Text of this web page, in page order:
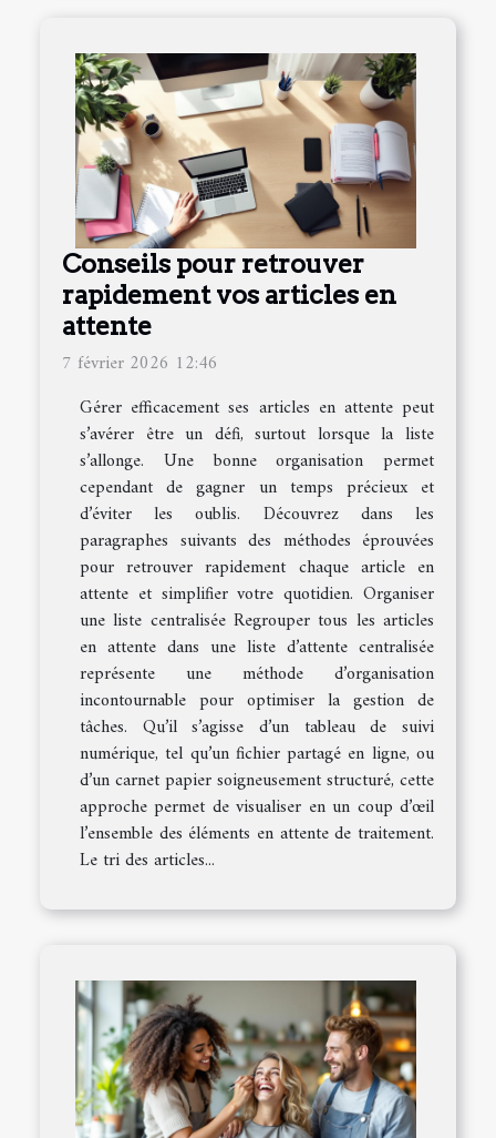
Conseils pour retrouver
rapidement vos articles en
attente
7 février 2026 12:46
Gérer efficacement ses articles en attente peut
s’avérer être un défi, surtout lorsque la liste
s’allonge. Une bonne organisation permet
cependant de gagner un temps précieux et
d’éviter les oublis. Découvrez dans les
paragraphes suivants des méthodes éprouvées
pour retrouver rapidement chaque article en
attente et simplifier votre quotidien. Organiser
une liste centralisée Regrouper tous les articles
en attente dans une liste d’attente centralisée
représente une méthode d’organisation
incontournable pour optimiser la gestion de
tâches. Qu’il s’agisse d’un tableau de suivi
numérique, tel qu’un fichier partagé en ligne, ou
d’un carnet papier soigneusement structuré, cette
approche permet de visualiser en un coup d’œil
l’ensemble des éléments en attente de traitement.
Le tri des articles...